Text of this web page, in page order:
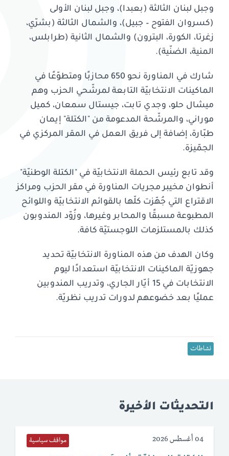
وجبل لبنان الثالثة (بعبدا)، وجبل لبنان الأولى
(كسروان الفتوح – جبيل)، والشمال الثالثة (بشرّي،
زغرتا، الكورة، البترون) والشمال الثانية (طرابلس،
المنية، الضنّية).
شارك في المناورة نحو 650 محازبًا ومتطوّعًا في
الماكينات الانتخابيّة التابعة لمرشّحي الحزب وهم
ميشال حلو، وجدي تابت، جيستال سمعان، كميل
موراني، والمرشّحة المدعومة من "الكتلة" إيمان
طبّارة، إضافة إلى فريق العمل في المقر المركزي في
الجمّيزة.
وقد تابع رئيس الحملة الانتخابيّة في "الكتلة الوطنيّة"
أنطوان مخيبر مجريات المناورة في مقر الحزب ومراكز
الاقتراع التي جُهّزت كلّها بالقوائم الانتخابيّة واللوائح
المطبوعة مسبقًا والمحابر وغيرها، وزُوّد المندوبون
كذلك بالمستلزمات اللوجستيّة كافة.
وكان الهدف من هذه المناورة الانتخابيّة تحديد
جهوزيّة الماكينات الانتخابيّة استعدادًا ليوم
الانتخابات في 15 أيّار الجاري، وتدريب المندوبين
عمليًا بعد خضوعهم لدورات تدريب نظريّة.
نشاطات
التحديثات الأخيرة
04 أغسطس 2026 مواقف سياسية